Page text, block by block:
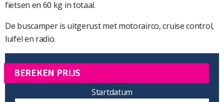
fietsen en 60 kg in totaal.
De buscamper is uitgerust met motorairco, cruise control,
luifel en radio.
BEREKEN PRIJS
Startdatum